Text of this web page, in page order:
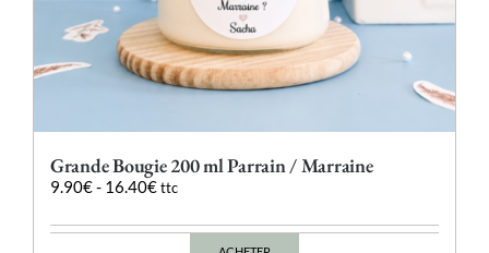
Grande Bougie 200 ml Parrain / Marraine
9.90€- 16.40€ ttc